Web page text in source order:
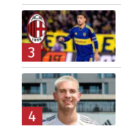
3
4